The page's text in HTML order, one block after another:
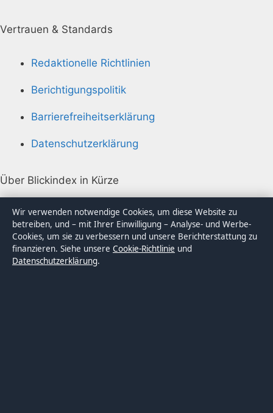
Vertrauen & Standards
Redaktionelle Richtlinien
Berichtigungspolitik
Barrierefreiheitserklärung
Datenschutzerklärung
Über Blickindex in Kürze
Blickindex ist ein unabhängiger digitaler
Nachrichtenanbieter mit Fokus auf Politik, Wirtschaft,
Technik und Gesellschaft in Deutschland. Jeder Artikel
trägt eine Byline, wird von einem Redakteur geprüft
und vor der Veröffentlichung faktengecheckt.
Wir verwenden notwendige Cookies, um diese Website zu
betreiben, und – mit Ihrer Einwilligung – Analyse- und Werbe-
Cookies, um sie zu verbessern und unsere Berichterstattung zu
finanzieren. Siehe unsere Cookie-Richtlinie und
Datenschutzerklärung.